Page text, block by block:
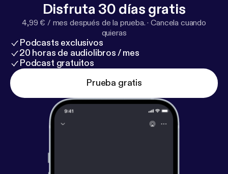
Disfruta 30 días gratis
4,99 € / mes después de la prueba. ·Cancela cuando
quieras
Podcasts exclusivos
20 horas de audiolibros / mes
Podcast gratuitos
Prueba gratis